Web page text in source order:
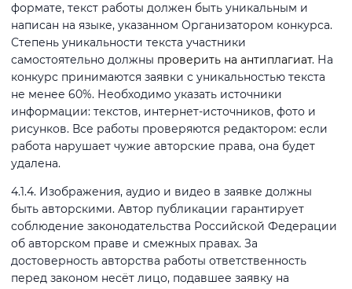
формате, текст работы должен быть уникальным и
написан на языке, указанном Организатором конкурса.
Степень уникальности текста участники
самостоятельно должны проверить на антиплагиат. На
конкурс принимаются заявки с уникальностью текста
не менее 60%. Необходимо указать источники
информации: текстов, интернет-источников, фото и
рисунков. Все работы проверяются редактором: если
работа нарушает чужие авторские права, она будет
удалена.
4.1.4. Изображения, аудио и видео в заявке должны
быть авторскими. Автор публикации гарантирует
соблюдение законодательства Российской Федерации
об авторском праве и смежных правах. За
достоверность авторства работы ответственность
перед законом несёт лицо, подавшее заявку на